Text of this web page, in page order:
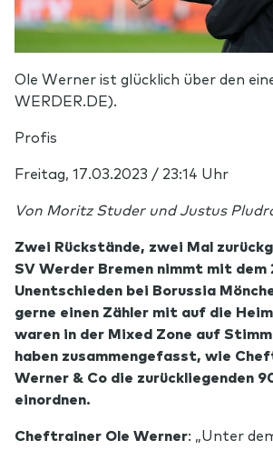
Ole Werner ist glücklich über den
WERDER.DE).
Profis
Freitag, 17.03.2023 / 23:14 Uhr
Von Moritz Studer und Justus
Zwei Rückstände, zwei Mal
SV Werder Bremen nimmt mit dem
Unentschieden bei Borussia
gerne einen Zähler mit auf die
waren in der Mixed Zone auf
haben zusammengefasst, wie
Werner & Co die zurückliegenden
einordnen.
Cheftrainer Ole Werner: „Unter